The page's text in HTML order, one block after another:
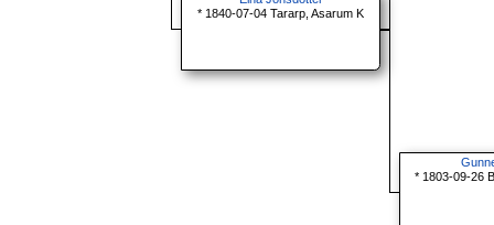
* 1840-07-04 Tararp, Asarum K
* 1803-09-26